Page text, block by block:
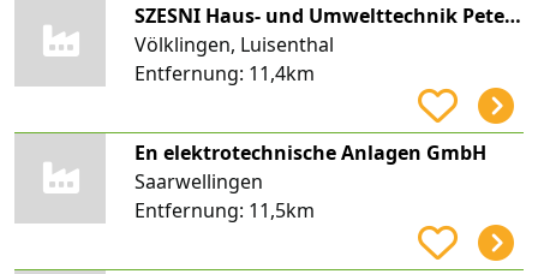
SZESNI Haus- und Umwelttechnik Peter Szesni
Völklingen, Luisenthal
Entfernung: 11,4km
En elektrotechnische Anlagen GmbH
Saarwellingen
Entfernung: 11,5km